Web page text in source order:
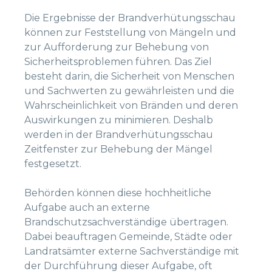
Die Ergebnisse der Brandverhütungsschau
können zur Feststellung von Mängeln und
zur Aufforderung zur Behebung von
Sicherheitsproblemen führen. Das Ziel
besteht darin, die Sicherheit von Menschen
und Sachwerten zu gewährleisten und die
Wahrscheinlichkeit von Bränden und deren
Auswirkungen zu minimieren. Deshalb
werden in der Brandverhütungsschau
Zeitfenster zur Behebung der Mängel
festgesetzt.
Behörden können diese hochheitliche
Aufgabe auch an externe
Brandschutzsachverständige übertragen.
Dabei beauftragen Gemeinde, Städte oder
Landratsämter externe Sachverständige mit
der Durchführung dieser Aufgabe, oft